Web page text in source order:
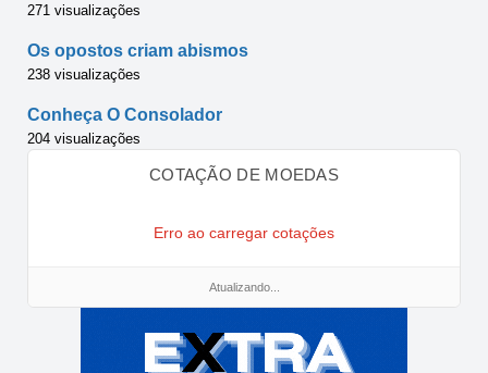
271 visualizações
Os opostos criam abismos
238 visualizações
Conheça O Consolador
204 visualizações
COTAÇÃO DE MOEDAS
Erro ao carregar cotações
Atualizando...